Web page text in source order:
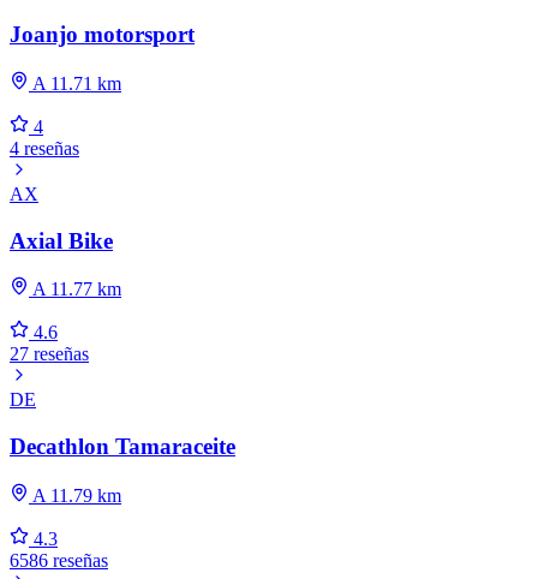
Joanjo motorsport
A 11.71 km
4
4 reseñas
AX
Axial Bike
A 11.77 km
4.6
27 reseñas
DE
Decathlon Tamaraceite
A 11.79 km
4.3
6586 reseñas